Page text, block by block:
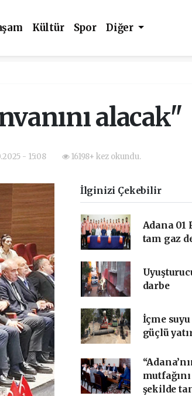
Kültür Spor Diğer
alacak"
- 15:08 16198+ kez okundu.
İlginizi Çekebilir
Adana 01
tam gaz
darbe
İçme suyu
güçlü
şekilde